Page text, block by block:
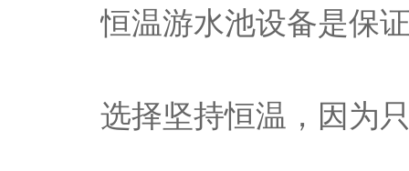
恒温游水池设备是保
选择坚持恒温，因为